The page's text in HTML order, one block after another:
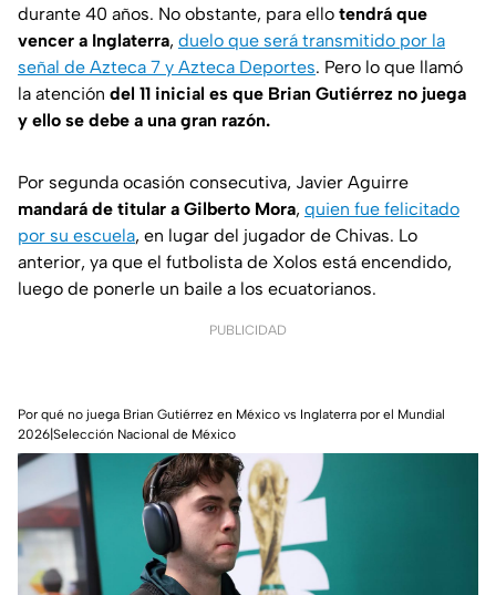
durante 40 años. No obstante, para ello tendrá que
vencer a Inglaterra, duelo que será transmitido por la
señal de Azteca 7 y Azteca Deportes. Pero lo que llamó
la atención del 11 inicial es que Brian Gutiérrez no juega
y ello se debe a una gran razón.
Por segunda ocasión consecutiva, Javier Aguirre
mandará de titular a Gilberto Mora, quien fue felicitado
por su escuela, en lugar del jugador de Chivas. Lo
anterior, ya que el futbolista de Xolos está encendido,
luego de ponerle un baile a los ecuatorianos.
PUBLICIDAD
Por qué no juega Brian Gutiérrez en México vs Inglaterra por el Mundial
2026|Selección Nacional de México